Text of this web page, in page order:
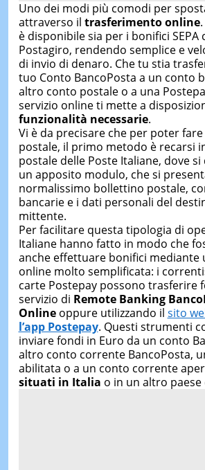
Uno dei modi più comodi per
attraverso il trasferimento online
è disponibile sia per i bonifici SEPA
Postagiro, rendendo semplice e
di invio di denaro. Che tu stia
tuo Conto BancoPosta a un conto
altro conto postale o a una
servizio online ti mette a
funzionalità necessarie.
Vi è da precisare che per poter
postale, il primo metodo è recarsi
postale delle Poste Italiane, dove
un apposito modulo, che si
normalissimo bollettino postale,
bancarie e i dati personali del
mittente.
Per facilitare questa tipologia di
Italiane hanno fatto in modo che
anche effettuare bonifici mediante
online molto semplificata: i
carte Postepay possono trasferire
servizio di Remote Banking
Onlineoppure utilizzando il sito
l’app Postepay. Questi strumenti
inviare fondi in Euro da un conto
altro conto corrente BancoPosta,
abilitata o a un conto corrente
situati in Italia o in un altro paese